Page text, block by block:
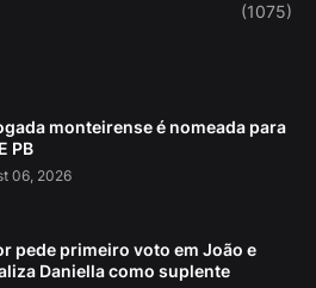
(1075)
monteirense é nomeada para
PB
06, 2026
pede primeiro voto em João e
Daniella como suplente